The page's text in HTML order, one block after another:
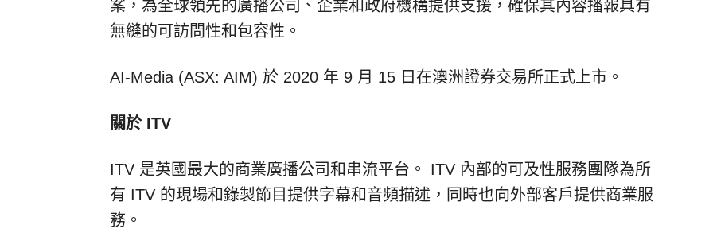
案，為全球領先的廣播公司、企業和政府機構提供支援，確保其內容播報具有
無縫的可訪問性和包容性。
AI-Media (ASX: AIM) 於 2020 年 9 月 15 日在澳洲證券交易所正式上市。
關於 ITV
ITV 是英國最大的商業廣播公司和串流平台。 ITV 內部的可及性服務團隊為所
有 ITV 的現場和錄製節目提供字幕和音頻描述，同時也向外部客戶提供商業服
務。